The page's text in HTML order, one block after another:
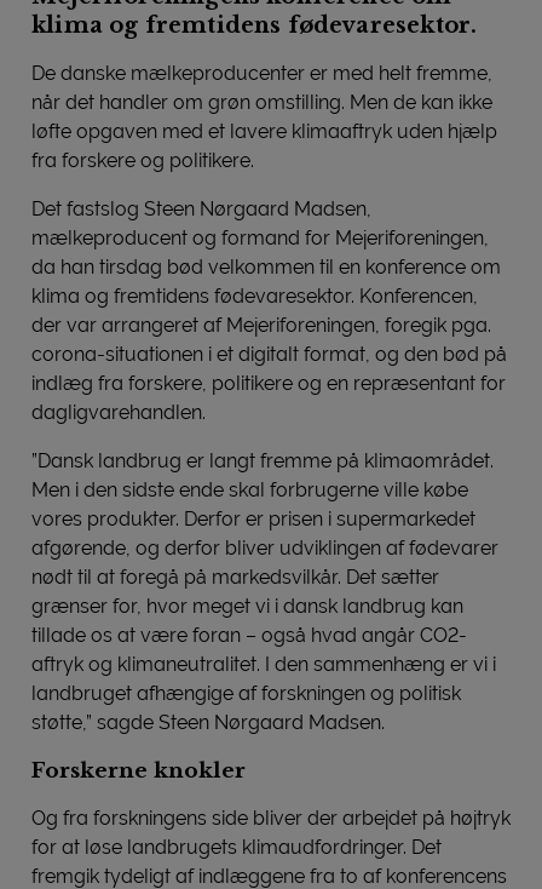
klima og fremtidens fødevaresektor.
De danske mælkeproducenter er med helt fremme,
når det handler om grøn omstilling. Men de kan ikke
løfte opgaven med et lavere klimaaftryk uden hjælp
fra forskere og politikere.
Det fastslog Steen Nørgaard Madsen,
mælkeproducent og formand for Mejeriforeningen,
da han tirsdag bød velkommen til en konference om
klima og fremtidens fødevaresektor. Konferencen,
der var arrangeret af Mejeriforeningen, foregik pga.
corona-situationen i et digitalt format, og den bød på
indlæg fra forskere, politikere og en repræsentant for
dagligvarehandlen.
”Dansk landbrug er langt fremme på klimaområdet.
Men i den sidste ende skal forbrugerne ville købe
vores produkter. Derfor er prisen i supermarkedet
afgørende, og derfor bliver udviklingen af fødevarer
nødt til at foregå på markedsvilkår. Det sætter
grænser for, hvor meget vi i dansk landbrug kan
tillade os at være foran – også hvad angår CO2-
aftryk og klimaneutralitet. I den sammenhæng er vi i
landbruget afhængige af forskningen og politisk
støtte,” sagde Steen Nørgaard Madsen.
Forskerne knokler
Og fra forskningens side bliver der arbejdet på højtryk
for at løse landbrugets klimaudfordringer. Det
fremgik tydeligt af indlæggene fra to af konferencens